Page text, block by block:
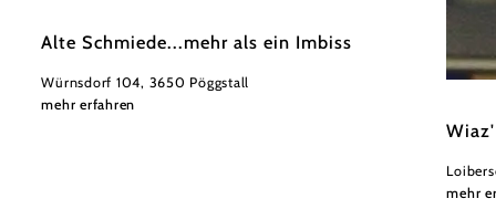
Alte Schmiede...mehr als ein Imbiss
Würnsdorf 104, 3650 Pöggstall
mehr erfahren
mehr